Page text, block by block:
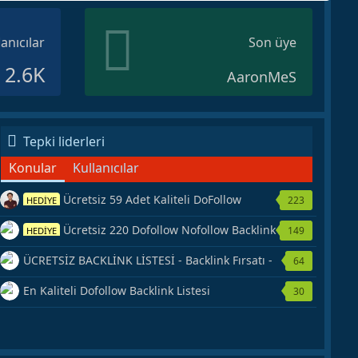
2.6K
Son üye
AaronMeS
Tepki liderleri
Konular
Kullanıcılar
HEDİYE Ücretsiz 59 Adet Kaliteli DoFollow
Backlink Kaynağı Veriyorum.
223
HEDİYE Ücretsiz 220 Dofollow Nofollow Backlink
Veriyorum
149
ÜCRETSİZ BACKLİNK LİSTESİ - Backlink Fırsatı -
Hemen Yetiş!
64
En Kaliteli Dofollow Backlink Listesi 30